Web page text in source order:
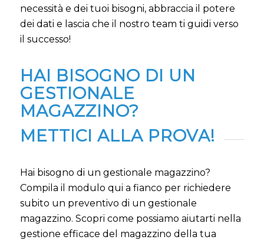
necessità e dei tuoi bisogni, abbraccia il potere
dei dati e lascia che il nostro team ti guidi verso
il successo!
HAI BISOGNO DI UN
GESTIONALE
MAGAZZINO?
METTICI ALLA PROVA!
Hai bisogno di un gestionale magazzino?
Compila il modulo qui a fianco per richiedere
subito un preventivo di un gestionale
magazzino. Scopri come possiamo aiutarti nella
gestione efficace del magazzino della tua